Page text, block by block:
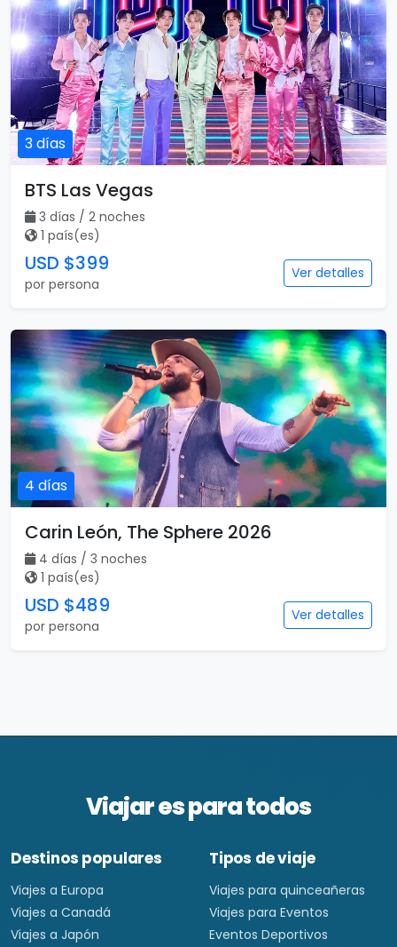
3 días
BTS Las Vegas
3 días / 2 noches
1 país(es)
USD $399
por persona
Ver detalles
4 días
Carin León, The Sphere 2026
4 días / 3 noches
1 país(es)
USD $489
por persona
Ver detalles
Viajar es para todos
Destinos populares
Viajes a Europa
Viajes a Canadá
Viajes a Japón
Tipos de viaje
Viajes para quinceañeras
Viajes para Eventos
Eventos Deportivos